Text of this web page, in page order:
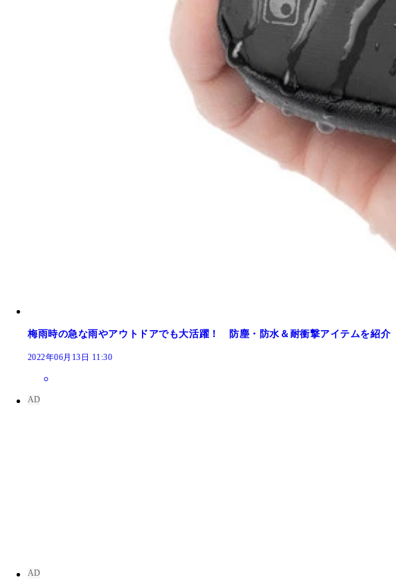
梅雨時の急な雨やアウトドアでも大活躍！ 防塵・防水＆耐衝撃アイテムを紹介
2022年06月13日 11:30